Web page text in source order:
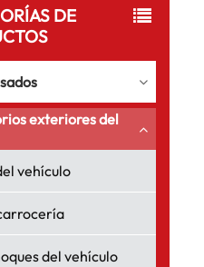
DE
exteriores del
vehículo
del vehículo